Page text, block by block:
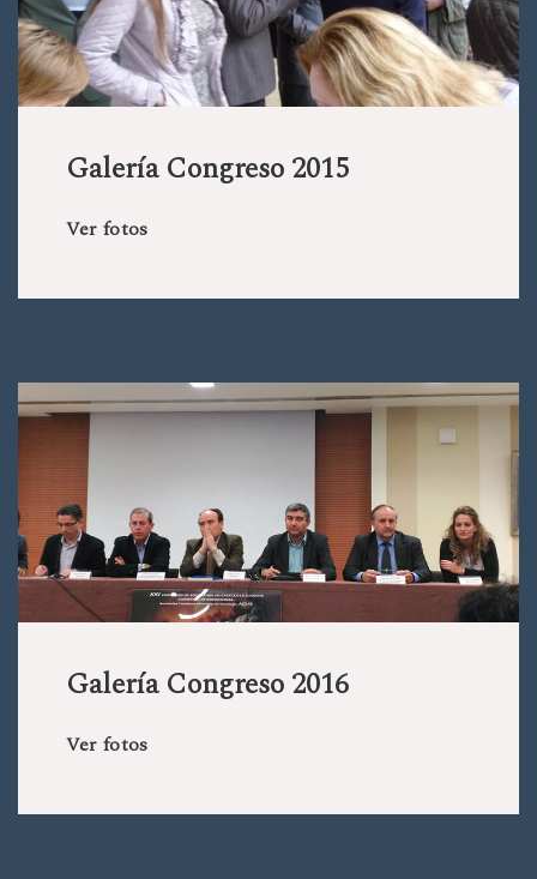
Galería Congreso 2015
Ver fotos
Galería Congreso 2016
Ver fotos